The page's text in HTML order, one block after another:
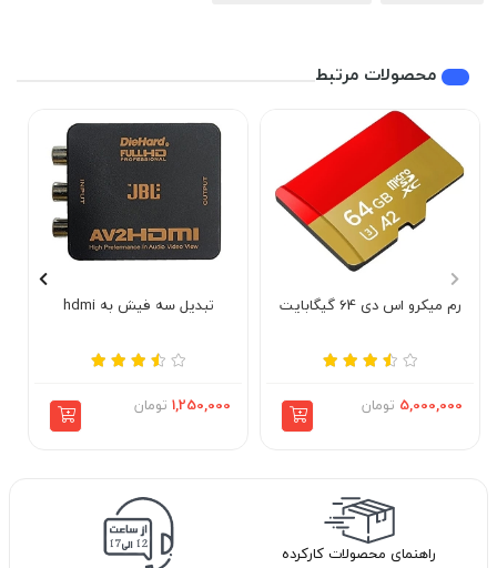
محصولات مرتبط
رم میکرو اس دی 64 گیگابایت
5,000,000 تومان
تبدیل سه فیش به hdmi
1,250,000 تومان
راهنمای محصولات کارکرده